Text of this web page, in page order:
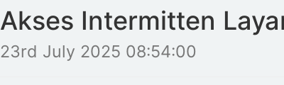
Akses Intermitten
23rd July 2025 08:54:00